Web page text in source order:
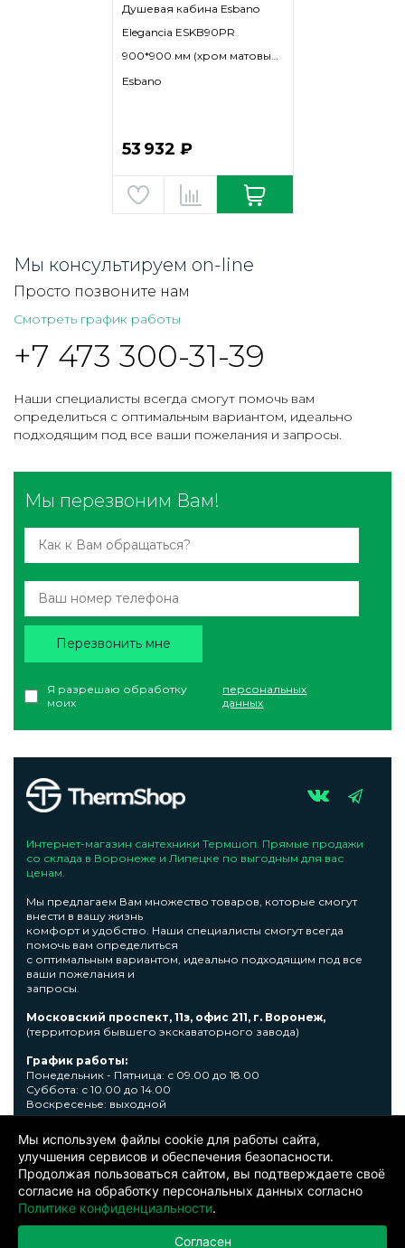
Душевая кабина Esbano
Elegancia ESKB90PR
900*900 мм (хром матовый/
рифленое)
Esbano
53 932 ₽
Мы консультируем on-line
Просто позвоните нам
Смотреть график работы
+7 473 300-31-39
Наши специалисты всегда смогут помочь вам
определиться с оптимальным вариантом, идеально
подходящим под все ваши пожелания и запросы.
Мы перезвоним Вам!
Я разрешаю обработку
моих
персональных
данных
Перезвонить мне
Интернет-магазин сантехники Термшоп. Прямые продажи
со склада в Воронеже и Липецке по выгодным для вас
ценам.
Мы предлагаем Вам множество товаров, которые смогут
внести в вашу жизнь
комфорт и удобство. Наши специалисты смогут всегда
помочь вам определиться
с оптимальным вариантом, идеально подходящим под все
ваши пожелания и
запросы.
Московский проспект, 11з, офис 211, г. Воронеж,
(территория бывшего экскаваторного завода)
График работы:
Понедельник - Пятница: с 09.00 до 18.00
Суббота: с 10.00 до 14.00
Воскресенье: выходной
Узнать подробную информациювы сможете по телефону +7
473 300-31-39 или E-mail: sale@thermshop.ru
© 2024. ООО «Термшоп». Все права защищены. Политика
конфиденциальности. Информация представленная на сайте не
является публичной офертой. Окончательную цену уточняйте у
менеджера по телефону: +7 473 300-31-39.Производитель представленной
предварительного уведомления.
Мы используем файлы cookie для работы сайта,
улучшения сервисов и обеспечения безопасности.
Продолжая пользоваться сайтом, вы подтверждаете своё
согласие на обработку персональных данных согласно
Политике конфиденциальности.
Согласен